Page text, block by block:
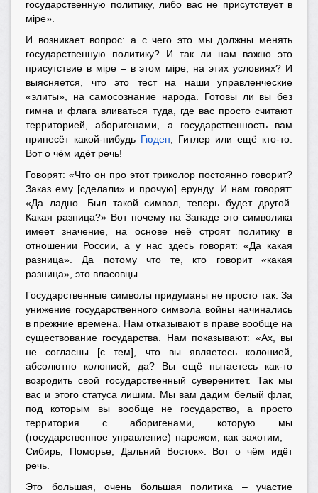
государственную политику, либо вас не присутствует в
мiре».
И возникает вопрос: а с чего это мы должны менять
государственную политику? И так ли нам важно это
присутствие в мiре – в этом мiре, на этих условиях? И
выясняется, что это тест на наши управленческие
«элиты», на самосознание народа. Готовы ли вы без
гимна и флага вливаться туда, где вас просто считают
территорией, аборигенами, а государственность вам
принесёт какой-нибудь Гюден , Гитлер или ещё кто-то.
Вот о чём идёт речь!
Говорят: «Что он про этот триколор постоянно говорит?
Заказ ему [сделали» и прочую] ерунду. И нам говорят:
«Да ладно. Был такой символ, теперь будет другой.
Какая разница?» Вот почему на Западе это символика
имеет значение, на основе неё строят политику в
отношении России, а у нас здесь говорят: «Да какая
разница». Да потому что те, кто говорит «какая
разница», это власовцы.
Государственные символы придуманы не просто так. За
унижение государственного символа войны начинались
в прежние времена. Нам отказывают в праве вообще на
существование государства. Нам показывают: «Ах, вы
не согласны [с тем], что вы являетесь колонией,
абсолютно колонией, да? Вы ещё пытаетесь как-то
возродить свой государственный суверенитет. Так мы
вас и этого статуса лишим. Мы вам дадим белый флаг,
под которым вы вообще не государство, а просто
территория с аборигенами, которую мы
(государственное управление) нарежем, как захотим, –
Сибирь, Поморье, Дальний Восток». Вот о чём идёт
речь.
Это большая, очень большая политика – участие